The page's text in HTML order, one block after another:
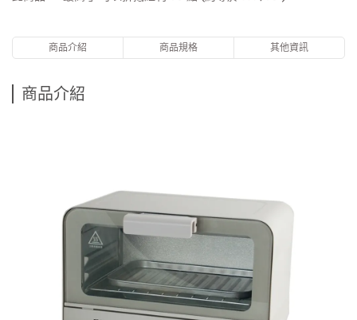
商品介紹 商品規格 其他資訊
商品介紹